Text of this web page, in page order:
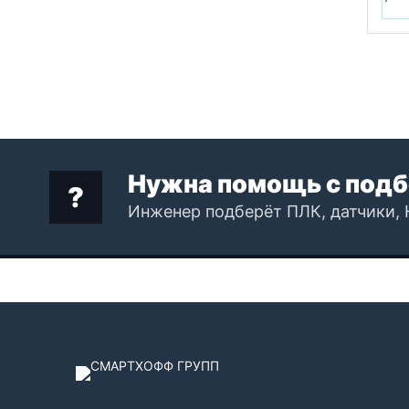
Нужна помощь с
Инженер подберёт ПЛК, датчики,